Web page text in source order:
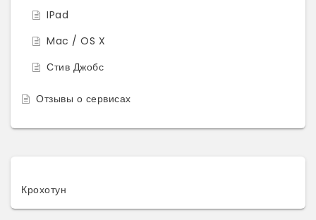
IPad
Mac / OS X
Стив Джобс
Отзывы о сервисах
Крохотун